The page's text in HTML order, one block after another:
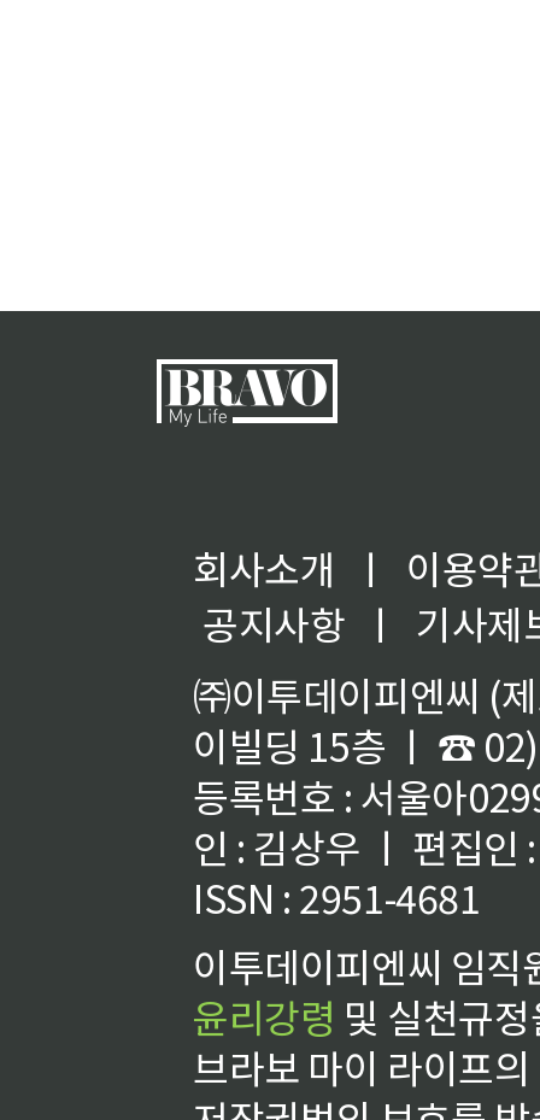
회사소개 ㅣ
이용약
공지사항
ㅣ
기사제
㈜이투데이피엔씨 (
이빌딩 15층 ㅣ ☎
등록번호 : 서울아
인 : 김상우 ㅣ 편집인
ISSN : 2951-4681
이투데이피엔씨 임
윤리강령 및 실천규
브라보 마이 라이프